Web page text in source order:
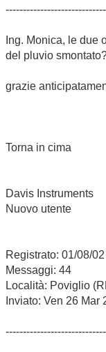
Ing. Monica, le due
del pluvio
grazie
Torna in cima
Davis Instruments
Nuovo utente
Registrato: 01/08/
Messaggi: 44
Località: Poviglio
Inviato: Ven 26